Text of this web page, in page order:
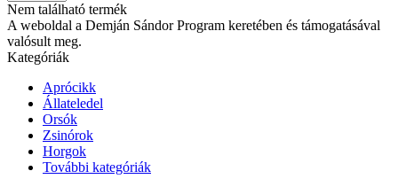
Nem található termék
A weboldal a Demján Sándor Program keretében és támogatásával
valósult meg.
Kategóriák
Aprócikk
Állateledel
Orsók
Zsinórok
Horgok
További kategóriák